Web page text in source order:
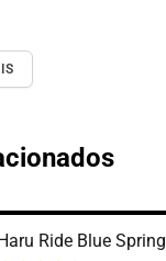
Ride Blue